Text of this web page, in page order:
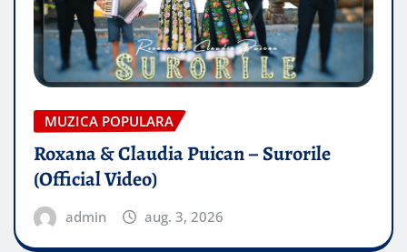
MUZICA POPULARA
Roxana & Claudia Puican – Surorile
(Official Video)
admin aug. 3, 2026